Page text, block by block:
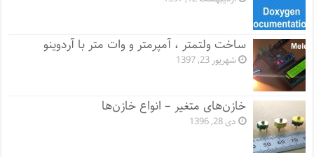
ساخت ولتمتر ، آمپرمتر و وات متر با آردوینو
شهریور 23, 1397
خازن‌های متغیر – انواع خازن‌ها
دی 28, 1396